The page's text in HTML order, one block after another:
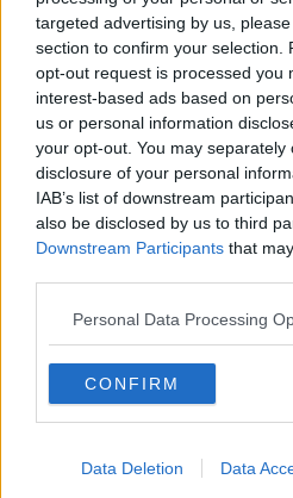
targeted advertising by us,
section to confirm your selection.
opt-out request is processed you
interest-based ads based on
us or personal information
your opt-out. You may
disclosure of your personal
IAB’s list of downstream
also be disclosed by us to third
Downstream Participants that
Personal Data Processing
CONFIRM
Data Deletion Data
Fu vera gloria?
La guerricciola delle due rose
La truffa all'anziano
Alla fermata dell'autobus
La repressione sessuale per
Diseducazione televisiva e
Foto storica
Esequie solenni
Nostalgia del sangue blu
Teste calde
Non avere e non essere
Schizzi di fango
Sor-riso amaro
Fine anno al ristorante
La festa di Capodanno
Natale 2024
A noi interessa il dito non la luna